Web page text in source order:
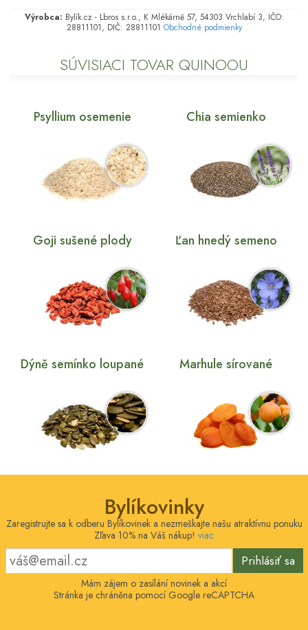
Výrobca: Bylík.cz - Lbros s.r.o., K Mlékárně 57, 54303 Vrchlabí 3, IČO:
28811101, DIČ: 28811101 Obchodné podmienky
SÚVISIACI TOVAR QUINOOU
Psyllium osemenie Chia semienko
Goji sušené plody Ľan hnedý semeno
Dýně semínko loupané Marhule sírované
Bylíkovinky
Zaregistrujte sa k odberu Bylíkovinek a nezmeškajte našu atraktívnu ponuku
Zľava 10% na Váš nákup! viac
Prihlásiť sa
Mám zájem o zasílání novinek a akcí
Stránka je chráněna pomocí Google reCAPTCHA